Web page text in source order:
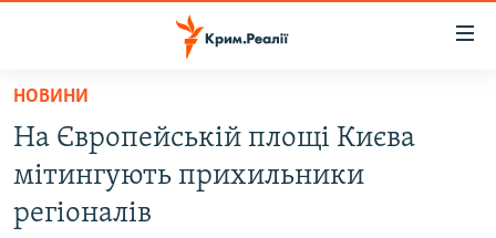
Перейти
основного
матеріалу
Перейти
до
ВОДА.КРИМ
ВІДЕО ТА ФОТО
НОВИНИ
На Європейській площі Києва
мітингують прихильники
регіоналів